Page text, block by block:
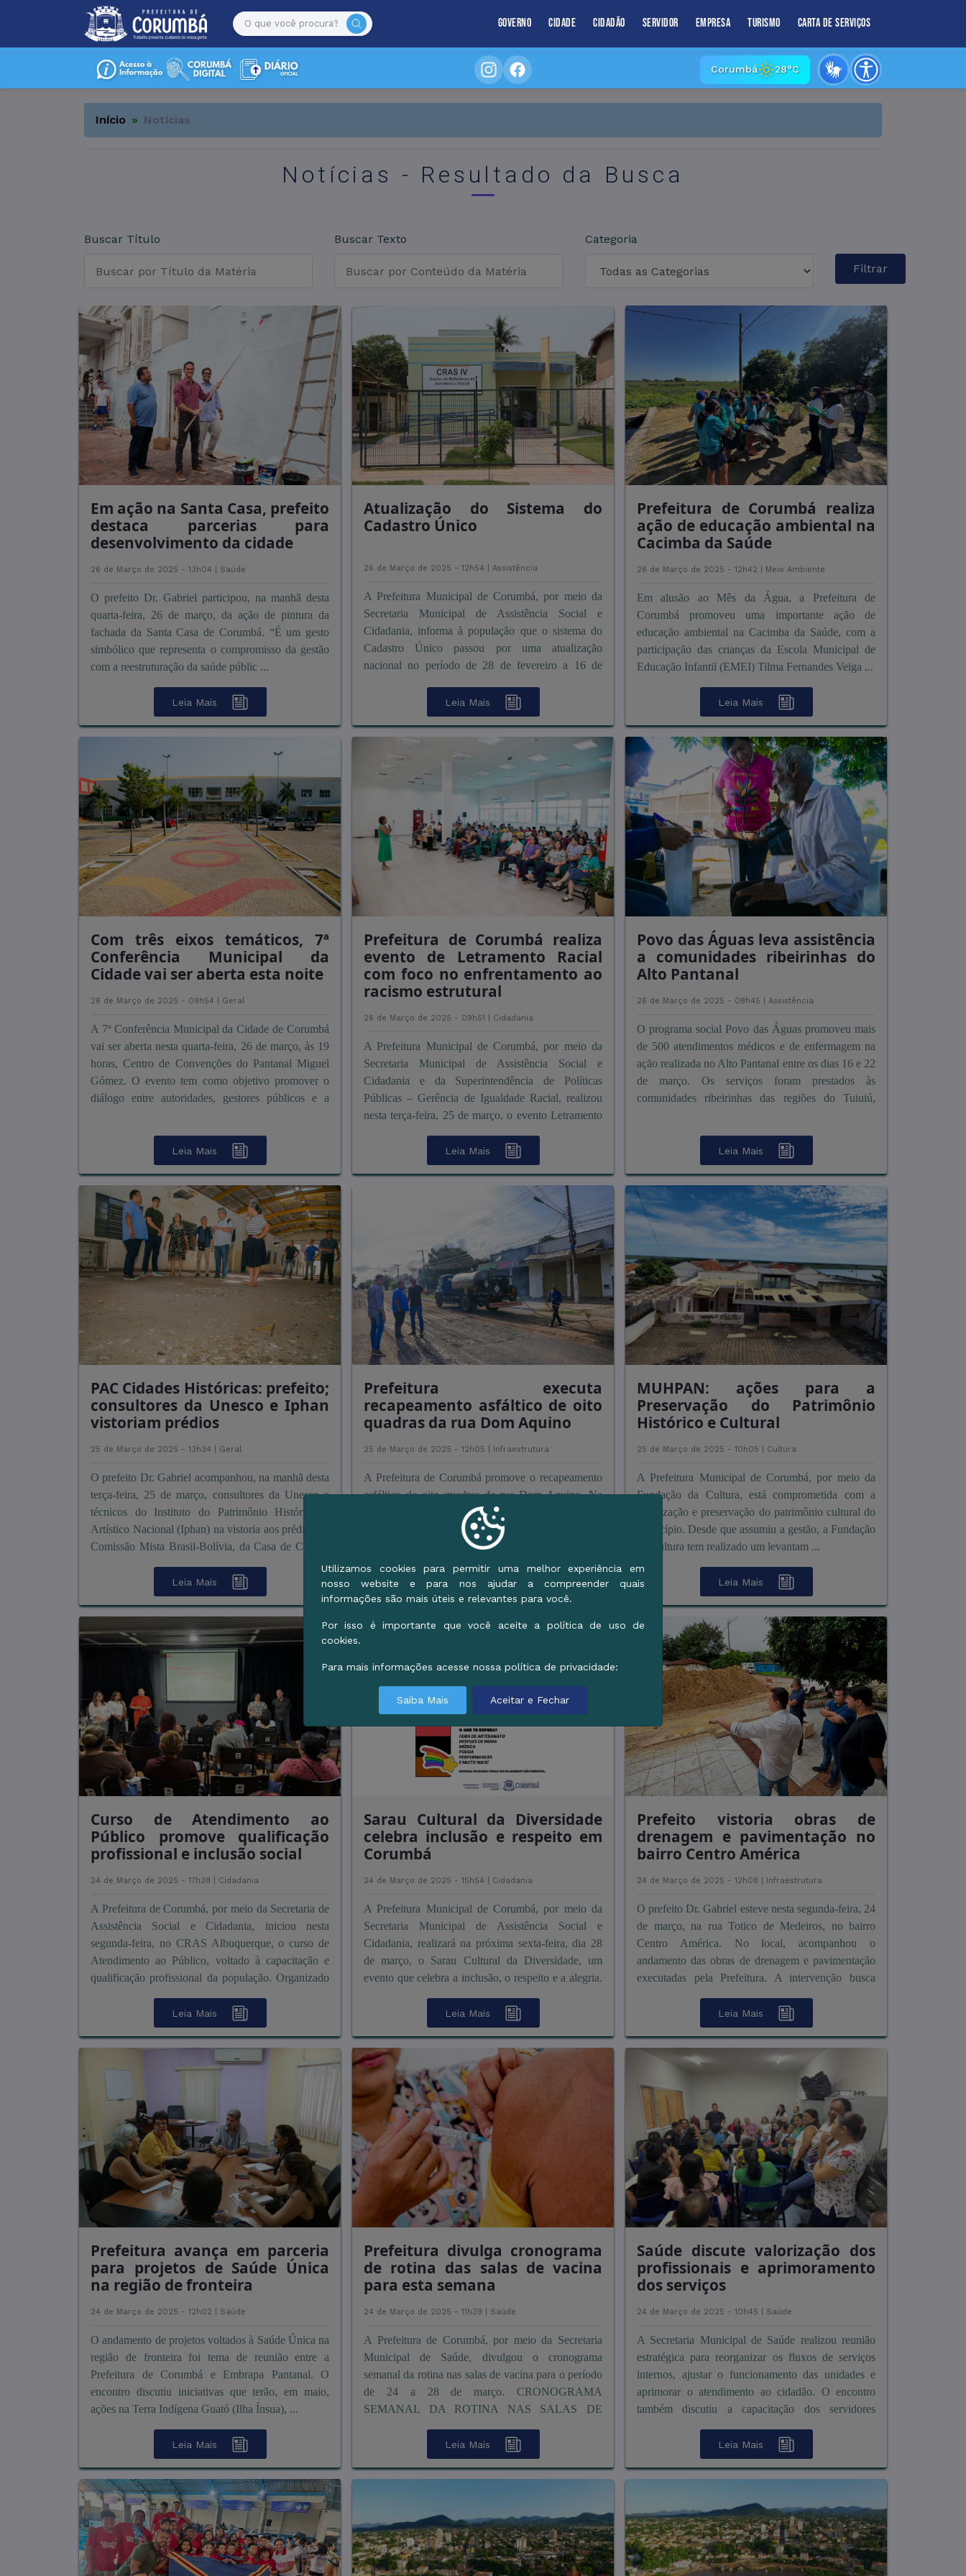
Governo Cidade Cidadão Servidor Empresa Turismo Carta de Serviços
Corumbá 28°C
Início Notícias
Notícias - Resultado da Busca
Buscar Título Buscar Texto Categoria
Filtrar
Em ação na Santa Casa, prefeito
destaca parcerias para
desenvolvimento da cidade
26 de Março de 2025 - 13h04 | Saúde
O prefeito Dr. Gabriel participou, na manhã desta
quarta-feira, 26 de março, da ação de pintura da
fachada da Santa Casa de Corumbá. “É um gesto
simbólico que representa o compromisso da gestão
com a reestruturação da saúde públic ...
Leia Mais
Atualização do Sistema do
Cadastro Único
26 de Março de 2025 - 12h54 | Assistência
A Prefeitura Municipal de Corumbá, por meio da
Secretaria Municipal de Assistência Social e
Cidadania, informa à população que o sistema do
Cadastro Único passou por uma atualização
nacional no período de 28 de fevereiro a 16 de
Leia Mais
Prefeitura de Corumbá realiza
ação de educação ambiental na
Cacimba da Saúde
26 de Março de 2025 - 12h42 | Meio Ambiente
Em alusão ao Mês da Água, a Prefeitura de
Corumbá promoveu uma importante ação de
educação ambiental na Cacimba da Saúde, com a
participação das crianças da Escola Municipal de
Educação Infantil (EMEI) Tilma Fernandes Veiga ...
Leia Mais
Com três eixos temáticos, 7ª
Conferência Municipal da
Cidade vai ser aberta esta noite
26 de Março de 2025 - 09h54 | Geral
A 7ª Conferência Municipal da Cidade de Corumbá
vai ser aberta nesta quarta-feira, 26 de março, às 19
horas, Centro de Convenções do Pantanal Miguel
Gómez. O evento tem como objetivo promover o
diálogo entre autoridades, gestores públicos e a
Leia Mais
Prefeitura de Corumbá realiza
evento de Letramento Racial
com foco no enfrentamento ao
racismo estrutural
26 de Março de 2025 - 09h51 | Cidadania
A Prefeitura Municipal de Corumbá, por meio da
Secretaria Municipal de Assistência Social e
Cidadania e da Superintendência de Políticas
Públicas – Gerência de Igualdade Racial, realizou
nesta terça-feira, 25 de março, o evento Letramento
Leia Mais
Povo das Águas leva assistência
a comunidades ribeirinhas do
Alto Pantanal
26 de Março de 2025 - 08h45 | Assistência
O programa social Povo das Águas promoveu mais
de 500 atendimentos médicos e de enfermagem na
ação realizada no Alto Pantanal entre os dias 16 e 22
de março. Os serviços foram prestados às
comunidades ribeirinhas das regiões do Tuiuiú,
Leia Mais
PAC Cidades Históricas: prefeito;
consultores da Unesco e Iphan
vistoriam prédios
25 de Março de 2025 - 13h34 | Geral
O prefeito Dr. Gabriel acompanhou, na manhã desta
terça-feira, 25 de março, consultores da Unesco e
técnicos do Instituto do Patrimônio Histórico e
Artístico Nacional (Iphan) na vistoria aos prédios da
Comissão Mista Brasil-Bolívia, da Casa de Cultura
Leia Mais
Prefeitura executa
recapeamento asfáltico de oito
quadras da rua Dom Aquino
25 de Março de 2025 - 12h05 | Infraestrutura
A Prefeitura de Corumbá promove o recapeamento
asfáltico de oito quadras da rua Dom Aquino. Na
manhã desta terça-feira, 25 de março, o prefeito, Dr.
Gabriel, acompanhou os serviços, que se estenderão
do trecho entre a Escola Caic e a rua Edu Rocha.
"São obras ess ...
Leia Mais
MUHPAN: ações para a
Preservação do Patrimônio
Histórico e Cultural
25 de Março de 2025 - 10h05 | Cultura
A Prefeitura Municipal de Corumbá, por meio da
Fundação da Cultura, está comprometida com a
valorização e preservação do patrimônio cultural do
município. Desde que assumiu a gestão, a Fundação
da Cultura tem realizado um levantam ...
Leia Mais
Curso de Atendimento ao
Público promove qualificação
profissional e inclusão social
24 de Março de 2025 - 17h38 | Cidadania
A Prefeitura de Corumbá, por meio da Secretaria de
Assistência Social e Cidadania, iniciou nesta
segunda-feira, no CRAS Albuquerque, o curso de
Atendimento ao Público, voltado à capacitação e
qualificação profissional da população. Organizado
Leia Mais
Sarau Cultural da Diversidade
celebra inclusão e respeito em
Corumbá
24 de Março de 2025 - 15h54 | Cidadania
A Prefeitura Municipal de Corumbá, por meio da
Secretaria Municipal de Assistência Social e
Cidadania, realizará na próxima sexta-feira, dia 28
de março, o Sarau Cultural da Diversidade, um
evento que celebra a inclusão, o respeito e a alegria.
Leia Mais
Prefeito vistoria obras de
drenagem e pavimentação no
bairro Centro América
24 de Março de 2025 - 12h08 | Infraestrutura
O prefeito Dr. Gabriel esteve nesta segunda-feira, 24
de março, na rua Totico de Medeiros, no bairro
Centro América. No local, acompanhou o
andamento das obras de drenagem e pavimentação
executadas pela Prefeitura. A intervenção busca
Leia Mais
Prefeitura avança em parceria
para projetos de Saúde Única
na região de fronteira
24 de Março de 2025 - 12h02 | Saúde
O andamento de projetos voltados à Saúde Única na
região de fronteira foi tema de reunião entre a
Prefeitura de Corumbá e Embrapa Pantanal. O
encontro discutiu iniciativas que terão, em maio,
ações na Terra Indígena Guató (Ilha Ínsua), ...
Leia Mais
Prefeitura divulga cronograma
de rotina das salas de vacina
para esta semana
24 de Março de 2025 - 11h39 | Saúde
A Prefeitura de Corumbá, por meio da Secretaria
Municipal de Saúde, divulgou o cronograma
semanal da rotina nas salas de vacina para o período
de 24 a 28 de março. CRONOGRAMA
SEMANAL DA ROTINA NAS SALAS DE
adolescentes de 10 a 14 anos conforme ...
Leia Mais
Saúde discute valorização dos
profissionais e aprimoramento
dos serviços
24 de Março de 2025 - 10h45 | Saúde
A Secretaria Municipal de Saúde realizou reunião
estratégica para reorganizar os fluxos de serviços
internos, ajustar o funcionamento das unidades e
aprimorar o atendimento ao cidadão. O encontro
também discutiu a capacitação dos servidores
Leia Mais
Utilizamos cookies para permitir uma melhor experiência em
nosso website e para nos ajudar a compreender quais
informações são mais úteis e relevantes para você.
Por isso é importante que você aceite a política de uso de
cookies.
Para mais informações acesse nossa política de privacidade:
Saiba Mais Aceitar e Fechar